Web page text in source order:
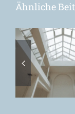
Ähnliche
–